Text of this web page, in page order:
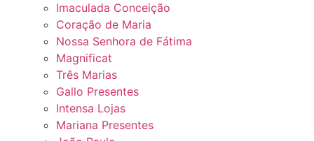
Imaculada Conceição
Coração de Maria
Nossa Senhora de Fátima
Magnificat
Três Marias
Gallo Presentes
Intensa Lojas
Mariana Presentes